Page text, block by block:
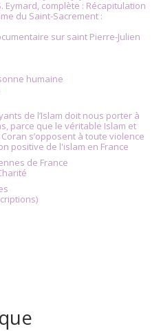
Eymard, complète : Récapitulation
du Saint-Sacrement :
sur saint Pierre-Julien
humaine
de l’Islam doit nous porter à
parce que le véritable Islam et
s’opposent à toute violence
positive de l'islam en France
de France